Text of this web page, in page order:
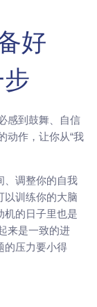
好
感到鼓舞、自信
动作，让你从“我
、调整你的自我
以训练你的大脑
的日子里也是
来是一致的进
的压力要小得